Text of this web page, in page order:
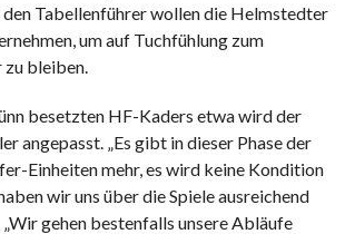
den Tabellenführer wollen die Helmstedter
um auf Tuchfühlung zum
bleiben.
besetzten HF-Kaders etwa wird der
angepasst. „Es gibt in dieser Phase der
Einheiten mehr, es wird keine Kondition
wir uns über die Spiele ausreichend
gehen bestenfalls unsere Abläufe